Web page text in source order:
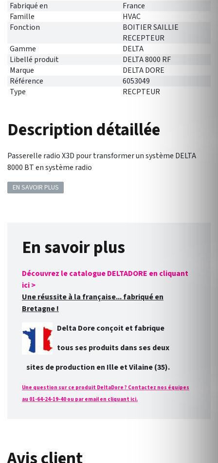
Fabriqué en
France
Famille
HVAC
Fonction
BOITIER SAILLIE
RECEPTEUR
Gamme
DELTA
Libellé produit
DELTA 8000 RF
Marque
DELTA DORE
Référence
6053049
Type
RECPTEUR
Description détaillée
Passerelle radio X3D pour transformer un système DELTA
8000 BT en système radio
EN SAVOIR PLUS
En savoir plus
Découvrez le catalogue DELTADORE en cliquant
ici >
Une réussite à la française... fabriqué en
Bretagne !
Delta Dore conçoit et fabrique
tous ses produits dans ses deux
sites de production en Ille et Vilaine (35).
Une question sur ce produit DeltaDore ? Contactez nos équipes
au 01-64-24-19-40 ou par email en cliquant ici.